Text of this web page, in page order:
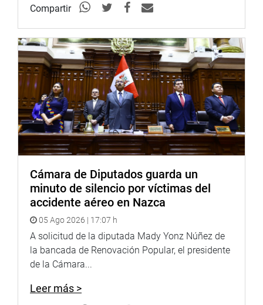
Compartir
Cámara de Diputados guarda un
minuto de silencio por víctimas del
accidente aéreo en Nazca
05 Ago 2026 | 17:07 h
A solicitud de la diputada Mady Yonz Núñez de
la bancada de Renovación Popular, el presidente
de la Cámara...
Leer más >